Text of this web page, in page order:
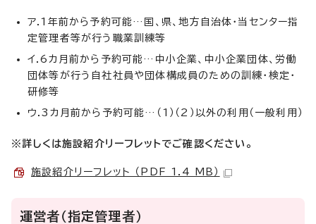
ア.1年前から予約可能…国、県、地方自治体・当センター指
定管理者等が行う職業訓練等
イ.6カ月前から予約可能…中小企業、中小企業団体、労働
団体等が行う自社社員や団体構成員のための訓練・検定・
研修等
ウ.3カ月前から予約可能…（1）（2）以外の利用（一般利用）
※詳しくは施設紹介リーフレットでご確認ください。
施設紹介リーフレット （PDF 1.4 MB）
運営者（指定管理者）